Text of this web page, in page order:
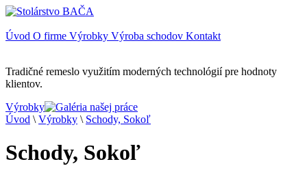
Úvod O firme Výrobky Výroba schodov Kontakt
Tradičné remeslo využitím moderných technológií pre hodnoty
klientov.
Výrobky
Úvod \ Výrobky \ Schody, Sokoľ
Schody, Sokoľ